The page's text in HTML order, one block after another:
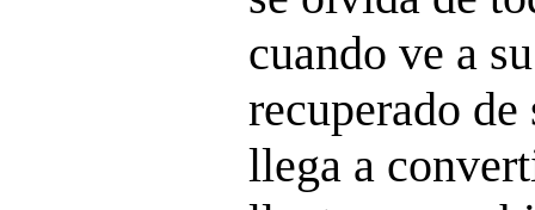
cuando ve a
recuperado
llega a